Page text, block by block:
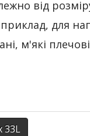
від
для
м'які
33L